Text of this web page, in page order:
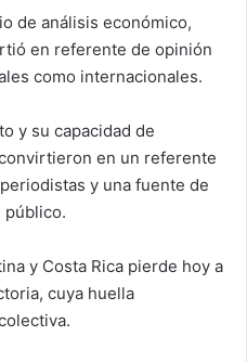
de análisis económico,
en referente de opinión
como internacionales.
y su capacidad de
en un referente
y una fuente de
público.
y Costa Rica pierde hoy a
cuya huella